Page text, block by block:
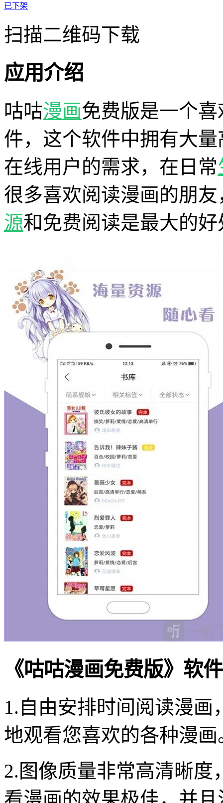
已下架
扫描二维码下载
应用介绍
咕咕漫画免费版是一个
件，这个软件中拥有大
在线用户的需求，在日常
很多喜欢阅读漫画的朋
源和免费阅读是最大的好
《咕咕漫画免费版》软
1.自由安排时间阅读漫
地观看您喜欢的各种漫画
2.图像质量非常高清晰